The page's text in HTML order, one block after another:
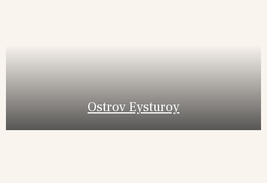
Ostrov Eysturoy